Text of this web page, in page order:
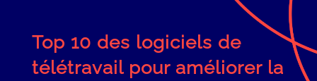
Top 10 des logiciels de
télétravail pour améliorer la